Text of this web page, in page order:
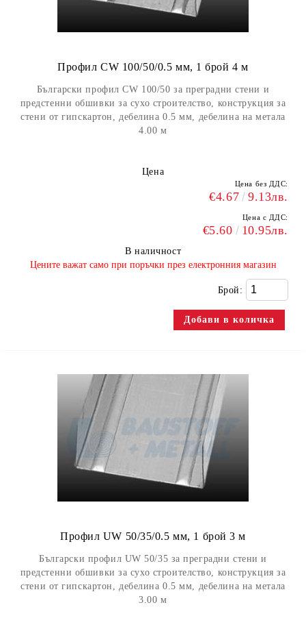
Профил CW 100/50/0.5 мм, 1 брой 4 м
Български профил CW 100/50 за преградни стени и
предстенни обшивки за сухо строителство, конструкция за
стени от гипскартон, дебелина 0.5 мм, дебелина на метала
4.00 м
Цена
Цена без ДДС:
€4.67 9.13лв.
Цена с ДДС:
€5.60 10.95лв.
В наличност
​Цените важат само при поръчки през електронния магазин
Брой:
Профил UW 50/35/0.5 мм, 1 брой 3 м
Български профил UW 50/35 за преградни стени и
предстенни обшивки за сухо строителство, конструкция за
стени от гипскартон, дебелина 0.5 мм, дебелина на метала
3.00 м